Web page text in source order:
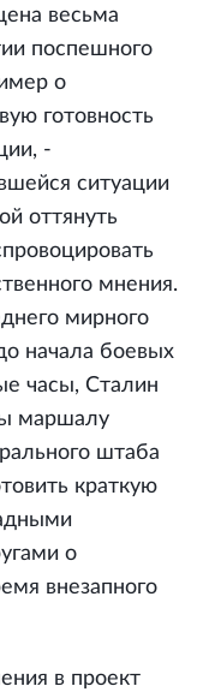
весьма
поспешного
о
готовность
-
ситуации
оттянуть
мнения.
мирного
начала боевых
часы, Сталин
маршалу
штаба
краткую
о
внезапного
в проект